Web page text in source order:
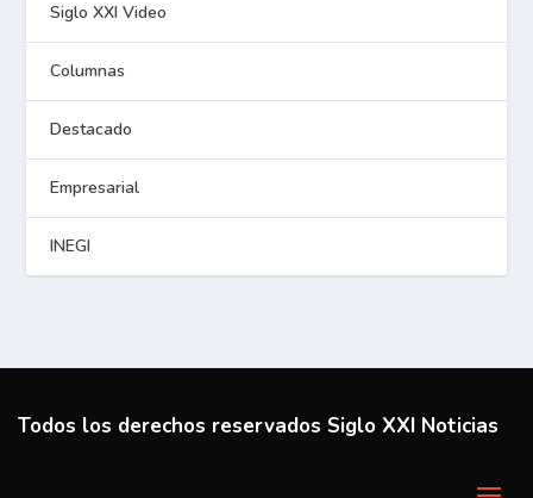
Siglo XXI Video
Columnas
Destacado
Empresarial
INEGI
Todos los derechos reservados Siglo XXI Noticias